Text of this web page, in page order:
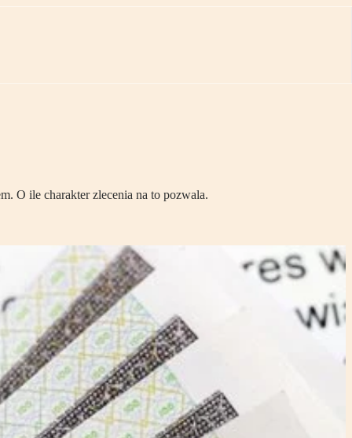
O ile charakter zlecenia na to pozwala.